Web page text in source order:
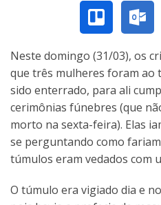
Neste domingo (31/03), os
que três mulheres foram ao
sido enterrado, para ali
cerimônias fúnebres (que
morto na sexta-feira). Elas
se perguntando como
túmulos eram vedados com
O túmulo era vigiado dia e